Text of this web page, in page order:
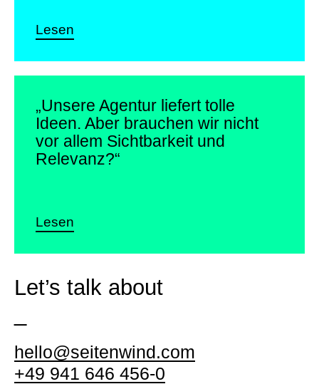
Lesen
„Unsere Agentur lieferttolle
Ideen. Aber brauchen wir nicht
vor allem Sichtbarkeit und
Relevanz?“
Lesen
Let’s talk about
hello@seitenwind.com
+49 941 646 456-0